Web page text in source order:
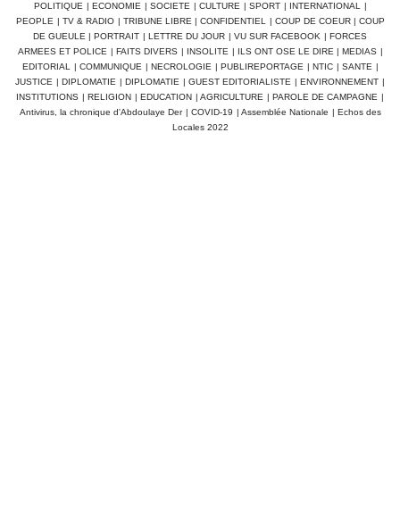
POLITIQUE | ECONOMIE | SOCIETE | CULTURE | SPORT | INTERNATIONAL |
PEOPLE | TV & RADIO | TRIBUNE LIBRE | CONFIDENTIEL | COUP DE COEUR | COUP
DE GUEULE | PORTRAIT | LETTRE DU JOUR | VU SUR FACEBOOK | FORCES
ARMEES ET POLICE | FAITS DIVERS | INSOLITE | ILS ONT OSE LE DIRE | MEDIAS |
EDITORIAL | COMMUNIQUE | NECROLOGIE | PUBLIREPORTAGE | NTIC | SANTE |
JUSTICE | DIPLOMATIE | DIPLOMATIE | GUEST EDITORIALISTE | ENVIRONNEMENT |
INSTITUTIONS | RELIGION | EDUCATION | AGRICULTURE | PAROLE DE CAMPAGNE |
Antivirus, la chronique d'Abdoulaye Der | COVID-19 | Assemblée Nationale | Echos des
Locales 2022